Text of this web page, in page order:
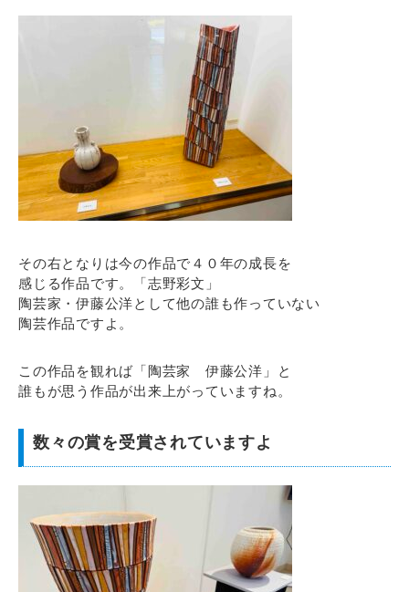
その右となりは今の作品で４０年の成長を
感じる作品です。「志野彩文」
陶芸家・伊藤公洋として他の誰も作っていない
陶芸作品ですよ。
この作品を観れば「陶芸家 伊藤公洋」と
誰もが思う作品が出来上がっていますね。
数々の賞を受賞されていますよ